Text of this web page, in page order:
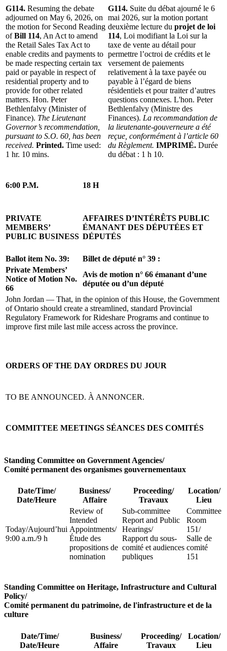
G114. Resuming the debate
adjourned on May 6, 2026, on
the motion for Second Reading
ofBill 114, An Act to amend
the Retail Sales Tax Act to
enable credits and payments to
be made respecting certain tax
paid or payable in respect of
residential property and to
provide for other related
matters. Hon. Peter
Bethlenfalvy (Minister of
Finance). The Lieutenant
Governor’s recommendation,
pursuant to S.O. 60, has been
received. Printed. Time used:
1 hr. 10 mins.
G114. Suite du débat ajourné le 6
mai 2026, sur la motion portant
deuxième lecture du projet de loi
114, Loi modifiant la Loi sur la
taxe de vente au détail pour
permettre l’octroi de crédits et le
versement de paiements
relativement à la taxe payée ou
payable à l’égard de biens
résidentiels et pour traiter d’autres
questions connexes. L'hon. Peter
Bethlenfalvy (Ministre des
Finances). La recommandation de
la lieutenante-gouverneure a été
reçue, conformément à l’article 60
du Règlement. IMPRIMÉ. Durée
du débat : 1 h 10.
6:00 P.M. 18 H
PRIVATE
MEMBERS’
PUBLIC BUSINESS
AFFAIRES D’INTÉRÊTS PUBLIC
ÉMANANT DES DÉPUTÉES ET
DÉPUTÉS
Ballot item No. 39:
Billet de député n° 39 :
Private Members’
Notice of Motion No.
66
Avis de motion n° 66 émanant d’une
députée ou d’un député
John Jordan — That, in the opinion of this House, the Government
of Ontario should create a streamlined, standard Provincial
Regulatory Framework for Rideshare Programs and continue to
improve first mile last mile access across the province.
ORDERS OF THE DAY ORDRES DU JOUR
TO BE ANNOUNCED. À ANNONCER.
COMMITTEE MEETINGS SÉANCES DES COMITÉS
Standing Committee on Government Agencies/
Comité permanent des organismes gouvernementaux
Date/Time/
Date/Heure
Business/
Affaire
Proceeding/
Travaux
Location/
Lieu
Today/Aujourd’hui
9:00 a.m./9 h
Review of
Intended
Appointments/
Étude des
propositions de
nomination
Sub-committee
Report and Public
Hearings/
Rapport du sous-
comité et audiences
publiques
Committee
Room
151/
Salle de
comité
151
Standing Committee on Heritage, Infrastructure and Cultural
Policy/
Comité permanent du patrimoine, de l'infrastructure et de la
culture
Date/Time/
Date/Heure
Business/
Affaire
Proceeding/
Travaux
Location/
Lieu